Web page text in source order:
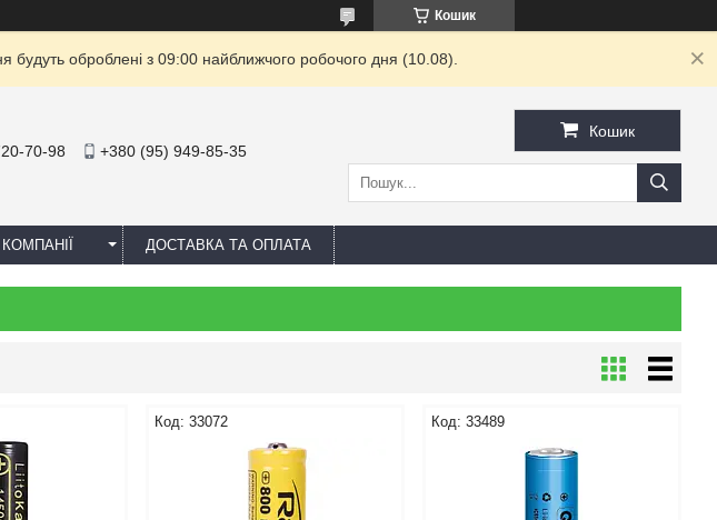
Кошик
оброблені з 09:00 найближчого робочого дня (10.08).
70-98 +380 (95) 949-85-35
Кошик
ДОСТАВКА ТА ОПЛАТА
33072 33489